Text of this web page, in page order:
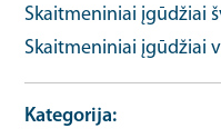
Skaitmeniniai įgūdžiai
Skaitmeniniai įgūdžiai
Kategorija